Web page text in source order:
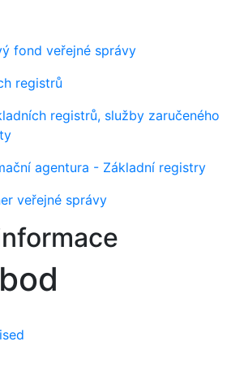
fond veřejné správy
registrů
registrů, služby zaručeného
agentura - Základní registry
veřejné správy